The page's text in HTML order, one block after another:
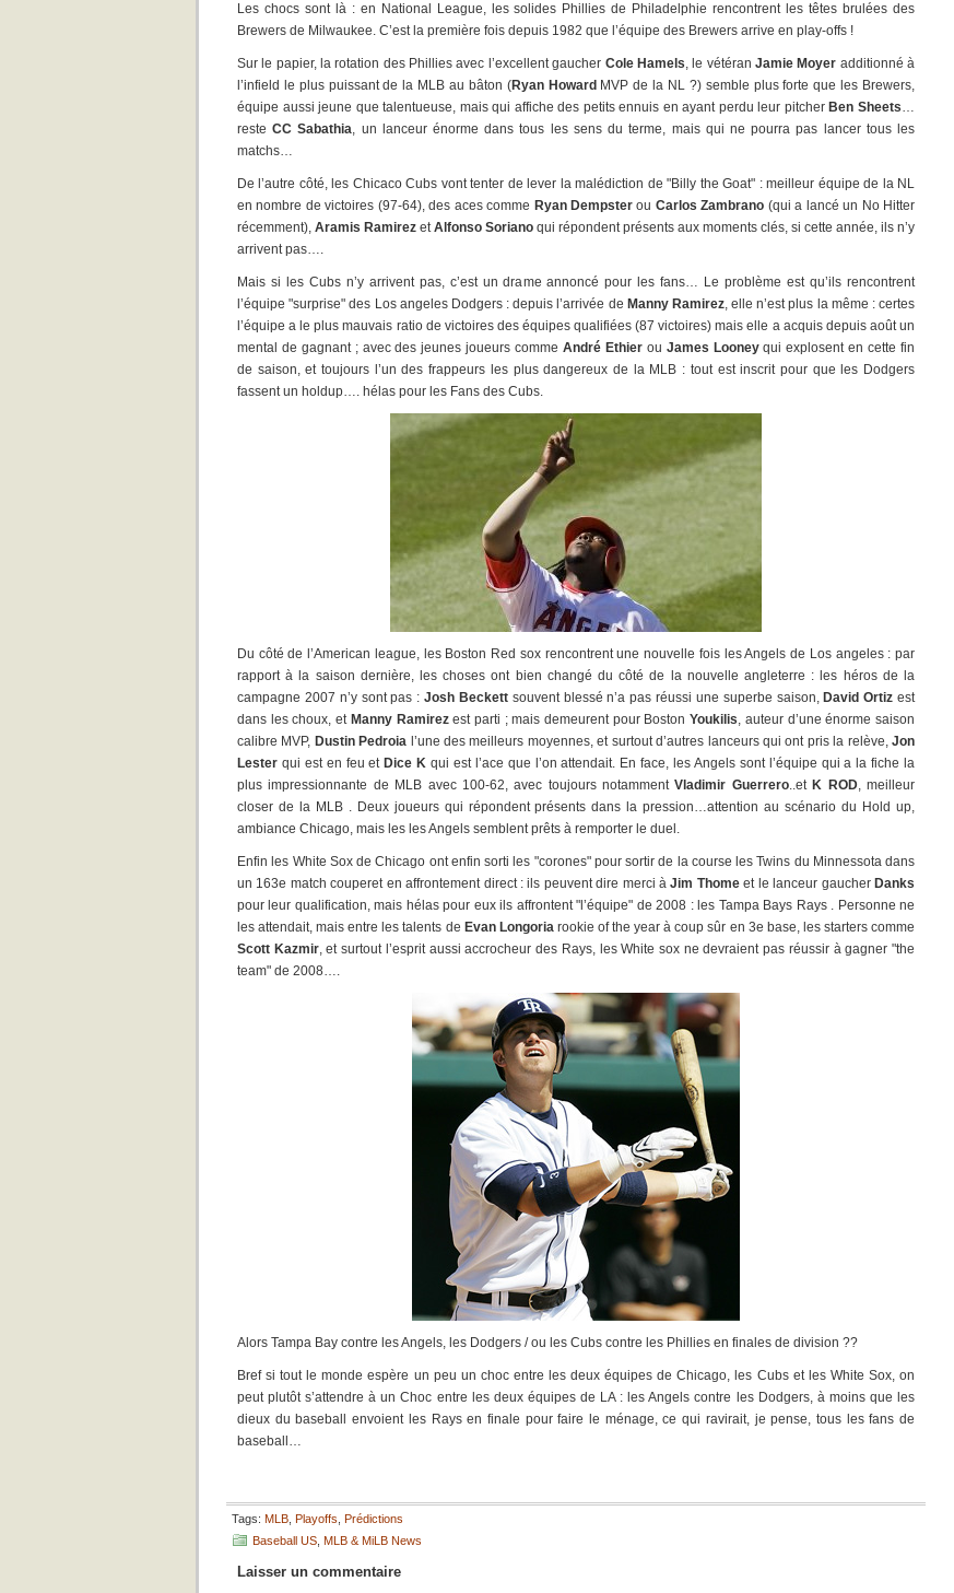
Les chocs sont là : en National League, les solides Phillies de Philadelphie rencontrent les têtes brulées des
Brewers de Milwaukee. C’est la première fois depuis 1982 que l’équipe des Brewers arrive en play-offs !
Sur le papier, la rotation des Phillies avec l’excellent gaucher Cole Hamels, le vétéran Jamie Moyer additionné à
l’infield le plus puissant de la MLB au bâton (Ryan Howard MVP de la NL ?) semble plus forte que les Brewers,
équipe aussi jeune que talentueuse, mais qui affiche des petits ennuis en ayant perdu leur pitcher Ben Sheets…
resteCC Sabathia, un lanceur énorme dans tous les sens du terme, mais qui ne pourra pas lancer tous les
matchs…
De l’autre côté, les Chicaco Cubs vont tenter de lever la malédiction de "Billy the Goat" : meilleur équipe de la NL
en nombre de victoires (97-64), des aces comme Ryan Dempsterou Carlos Zambrano (qui a lancé un No Hitter
récemment), Aramis Ramirez etAlfonso Soriano qui répondent présents aux moments clés, si cette année, ils n’y
arrivent pas….
Mais si les Cubs n’y arrivent pas, c’est un drame annoncé pour les fans… Le problème est qu’ils rencontrent
l’équipe "surprise" des Los angeles Dodgers : depuis l’arrivée de Manny Ramirez, elle n’est plus la même : certes
l’équipe a le plus mauvais ratio de victoires des équipes qualifiées (87 victoires) mais elle a acquis depuis août un
mental de gagnant ; avec des jeunes joueurs comme André Ethierou James Looneyqui explosent en cette fin
de saison, et toujours l’un des frappeurs les plus dangereux de la MLB : tout est inscrit pour que les Dodgers
fassent un holdup…. hélas pour les Fans des Cubs.
Du côté de l’American league, les Boston Red sox rencontrent une nouvelle fois les Angels de Los angeles : par
rapport à la saison dernière, les choses ont bien changé du côté de la nouvelle angleterre : les héros de la
campagne 2007 n’y sont pas : Josh Beckettsouvent blessé n’a pas réussi une superbe saison, David Ortiz est
dans les choux, et Manny Ramirezest parti ; mais demeurent pour BostonYoukilis, auteur d’une énorme saison
calibre MVP, Dustin Pedroia l’une des meilleurs moyennes, et surtout d’autres lanceurs qui ont pris la relève,Jon
Lester qui est en feu et Dice K qui est l’ace que l’on attendait. En face, les Angels sont l’équipe qui a la fiche la
plus impressionnante de MLB avec 100-62, avec toujours notammentVladimir Guerrero..et K ROD, meilleur
closer de la MLB . Deux joueurs qui répondent présents dans la pression…attention au scénario du Hold up,
ambiance Chicago, mais les les Angels semblent prêts à remporter le duel.
Enfin les White Sox de Chicago ont enfin sorti les "corones" pour sortir de la course les Twins du Minnessota dans
un 163e match couperet en affrontement direct : ils peuvent dire merci àJim Thomeet le lanceur gaucher Danks
pour leur qualification, mais hélas pour eux ils affrontent "l’équipe" de 2008 : les Tampa Bays Rays . Personne ne
les attendait, mais entre les talents de Evan Longoriarookie of the year à coup sûr en 3e base, les starters comme
Scott Kazmir, et surtout l’esprit aussi accrocheur des Rays, les White sox ne devraient pas réussir à gagner "the
team" de 2008….
Alors Tampa Bay contre les Angels, les Dodgers / ou les Cubs contre les Phillies en finales de division ??
Bref si tout le monde espère un peu un choc entre les deux équipes de Chicago, les Cubs et les White Sox, on
peut plutôt s’attendre à un Choc entre les deux équipes de LA : les Angels contre les Dodgers, à moins que les
dieux du baseball envoient les Rays en finale pour faire le ménage, ce qui ravirait, je pense, tous les fans de
baseball…
Tags: MLB Playoffs Prédictions
Baseball US MLB & MiLB News
Laisser un commentaire